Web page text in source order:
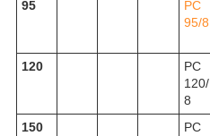
95
РС
95/8
120
РС
120/
8
150
РС